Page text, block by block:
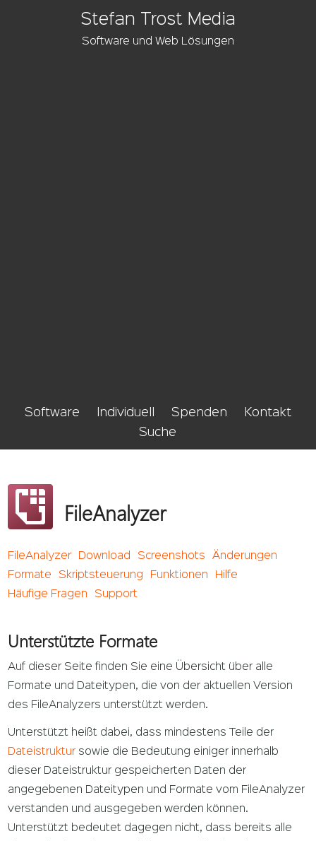
Stefan Trost Media
Software und Web Lösungen
Software Individuell Spenden
Kontakt
Suche
FileAnalyzer
FileAnalyzer Download Screenshots
Änderungen
Formate
Skriptsteuerung Funktionen
Hilfe
Häufige Fragen
Support
Unterstützte Formate
Auf dieser Seite finden Sie eine Übersicht über alle
Formate und Dateitypen, die von der aktuellen Version
des FileAnalyzers unterstützt werden.
Unterstützt heißt dabei, dass mindestens Teile der
Dateistruktur sowie die Bedeutung einiger innerhalb
dieser Dateistruktur gespeicherten Daten der
angegebenen Dateitypen und Formate vom FileAnalyzer
verstanden und ausgegeben werden können.
Unterstützt bedeutet dagegen nicht, dass bereits alle